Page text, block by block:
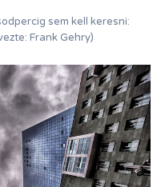
sem kell keresni:
Frank Gehry)